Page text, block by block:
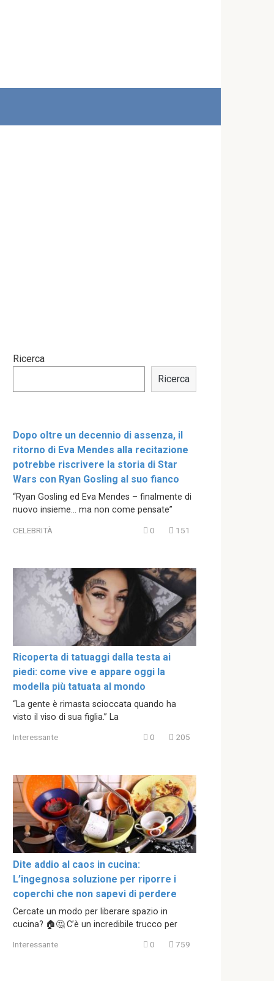
Ricerca
Ricerca
Dopo oltre un decennio di assenza, il
ritorno di Eva Mendes alla recitazione
potrebbe riscrivere la storia di Star
Wars con Ryan Gosling al suo fianco
“Ryan Gosling ed Eva Mendes – finalmente di
nuovo insieme… ma non come pensate”
CELEBRITÀ 0 151
Ricoperta di tatuaggi dalla testa ai
piedi: come vive e appare oggi la
modella più tatuata al mondo
“La gente è rimasta scioccata quando ha
visto il viso di sua figlia.” La
Interessante 0 205
Dite addio al caos in cucina:
L’ingegnosa soluzione per riporre i
coperchi che non sapevi di perdere
Cercate un modo per liberare spazio in
cucina? 🏠🤔 C’è un incredibile trucco per
Interessante 0 759